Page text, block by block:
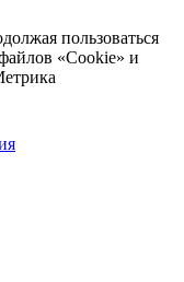
пользоваться
«Cookie» и